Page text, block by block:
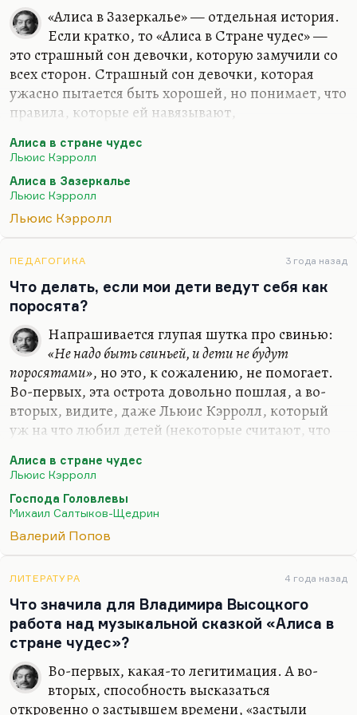
«Алиса в Зазеркалье» — отдельная история.
Если кратко, то «Алиса в Стране чудес» —
это страшный сон девочки, которую замучили со
всех сторон. Страшный сон девочки, которая
ужасно пытается быть хорошей, но понимает, что
правила, которые ей навязывают,
интеллигента в Викторианскую эпоху. Главные
чувства в этом сне — страх, брезгливость, полное
непонимание происходящего, скучный бред —
вот так бы я сказал. «Алиса» — не радостная
сказка, и, когда я в детстве читал «Алису» она не
было мне объяснить, что постоянная путаница и
абсурд, и гротеск — это не всегда смешно.
Смеховая составляющая у гротеска есть, но она не
доминирует.…
Алиса в стране чудес
Льюис Кэрролл
Алиса в Зазеркалье
Льюис Кэрролл
Льюис Кэрролл
ПЕДАГОГИКА 3 года назад
Что делать, если мои дети ведут себя как
поросята?
Напрашивается глупая шутка про свинью:
«Не надо быть свиньей, и дети не будут
поросятами», но это, к сожалению, не помогает.
Во-первых, эта острота довольно пошлая, а во-
вторых, видите, даже Льюис Кэрролл, который
уж на что любил детей (некоторые считают, что
поросенка в «Алисе в стране чудес», и дети
обожают этот эпизод. Видимо, некоторое
обаятельное свинство, действительно, входит в
канон детского поведения. Знаете, я боюсь детей,
которые хорошо себя ведут. Я боюсь послушных
вообще всякое такое сладенькое послушание
немножко подозрительно, оно наводит на мысль
об Иудушке Головлеве, который,…
Алиса в стране чудес
Льюис Кэрролл
Господа Головлевы
Михаил Салтыков-Щедрин
Валерий Попов
ЛИТЕРАТУРА 4 года назад
Что значила для Владимира Высоцкого
работа над музыкальной сказкой «Алиса в
стране чудес»?
Во-первых, какая-то легитимация. А во-
вторых, способность высказаться
откровенно о застывшем времени, «застыли